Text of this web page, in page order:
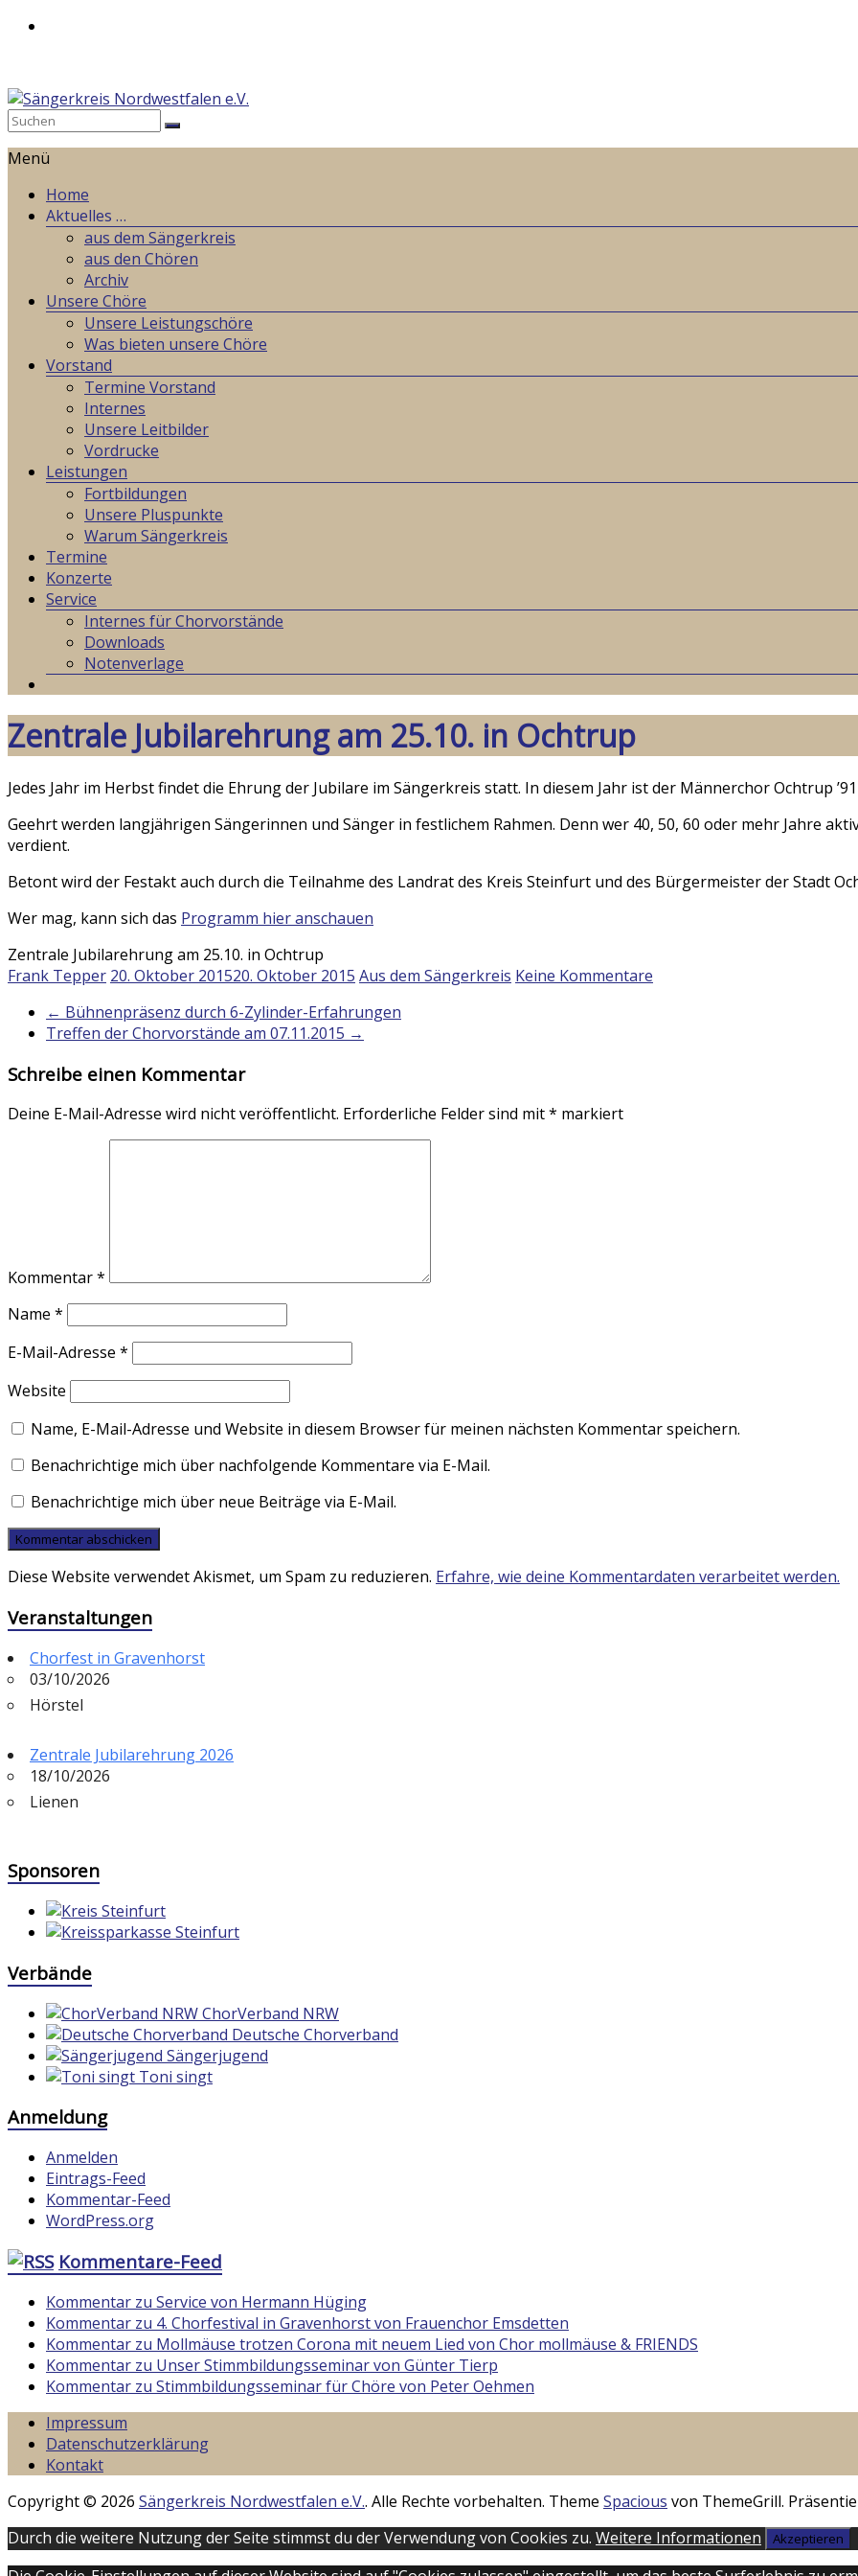
Zum
Sängerkreis
Nordwestfalen
Weil
gemeinsames
Singen
lieben!
Menü
Home
Aktuelles …
aus dem Sängerkreis
aus den Chören
Archiv
Unsere Chöre
Unsere Leistungschöre
Was bieten unsere Chöre
Vorstand
Termine Vorstand
Internes
Unsere Leitbilder
Vordrucke
Leistungen
Fortbildungen
Unsere Pluspunkte
Warum Sängerkreis
Termine
Konzerte
Service
Internes für Chorvorstände
Downloads
Notenverlage
Zentrale Jubilarehrung am 25.10. in Ochtrup
Jedes Jahr im Herbst findet die Ehrung der Jubilare im Sängerkreis statt. In diesem Jahr ist der Männerchor Ochtrup
Geehrt werden langjährigen Sängerinnen und Sänger in festlichem Rahmen. Denn wer 40, 50, 60 oder mehr Jahre
verdient.
Betont wird der Festakt auch durch die Teilnahme des Landrat des Kreis Steinfurt und des Bürgermeister der Stadt
Wer mag, kann sich das Programm hier anschauen
Zentrale Jubilarehrung am 25.10. in Ochtrup
Frank Tepper 20. Oktober 201520. Oktober 2015 Aus dem Sängerkreis Keine Kommentare
← Bühnenpräsenz durch 6-Zylinder-Erfahrungen
Treffen der Chorvorstände am 07.11.2015 →
Schreibe einen Kommentar
Deine E-Mail-Adresse wird nicht veröffentlicht. Erforderliche Felder sind mit* markiert
Kommentar*
Name *
E-Mail-Adresse *
Website
Name, E-Mail-Adresse und Website in diesem Browser für meinen nächsten Kommentar speichern.
Benachrichtige mich über nachfolgende Kommentare via E-Mail.
Benachrichtige mich über neue Beiträge via E-Mail.
Diese Website verwendet Akismet, um Spam zu reduzieren. Erfahre, wie deine Kommentardaten verarbeitet werden.
Veranstaltungen
Chorfest in Gravenhorst
03/10/2026
Hörstel
Zentrale Jubilarehrung 2026
18/10/2026
Lienen
Sponsoren
Verbände
ChorVerband NRW
Deutsche Chorverband
Sängerjugend
Toni singt
Anmeldung
Anmelden
Eintrags-Feed
Kommentar-Feed
WordPress.org
Kommentare-Feed
Kommentar zu Service von Hermann Hüging
Kommentar zu 4. Chorfestival in Gravenhorst von Frauenchor Emsdetten
Kommentar zu Mollmäuse trotzen Corona mit neuem Lied von Chor mollmäuse & FRIENDS
Kommentar zu Unser Stimmbildungsseminar von Günter Tierp
Kommentar zu Stimmbildungsseminar für Chöre von Peter Oehmen
Impressum
Datenschutzerklärung
Kontakt
Copyright © 2026 Sängerkreis Nordwestfalen e.V.. Alle Rechte vorbehalten. Theme Spacious von ThemeGrill.
Durch die weitere Nutzung der Seite stimmst du der Verwendung von Cookies zu. Weitere Informationen Akzeptieren